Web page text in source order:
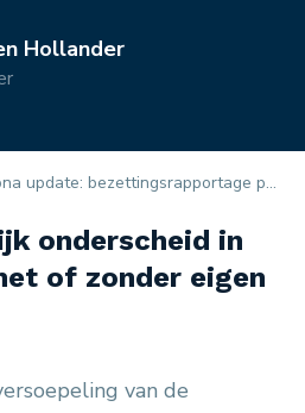
Hollander
bezettingsrapportage per dag per accommodatietype in Recranet Booking
onderscheid in
of zonder eigen
van de